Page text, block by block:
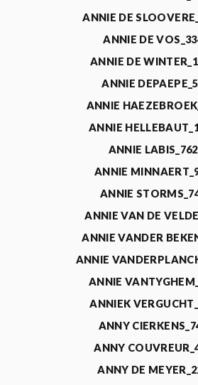
ANNIE DE
ANNIE DE
ANNIE DE
ANNIE
ANNIE
ANNIE
ANNIE
ANNIE
ANNIE
ANNIE VAN DE
ANNIE VANDER
ANNIE
ANNIE
ANNIEK
ANNY
ANNY
ANNY DE